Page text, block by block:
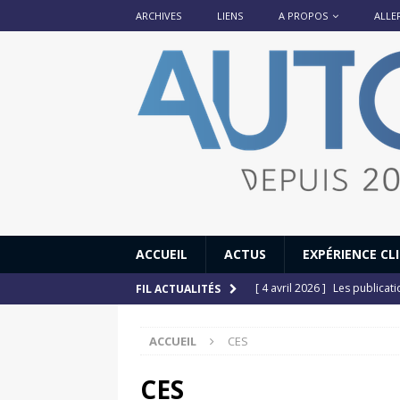
ARCHIVES LIENS A PROPOS
ACCUEIL ACTUS EXPÉRIENCE
FIL ACTUALITÉS [ 4 avril 2026 ] Les
ACCUEIL CES
CES